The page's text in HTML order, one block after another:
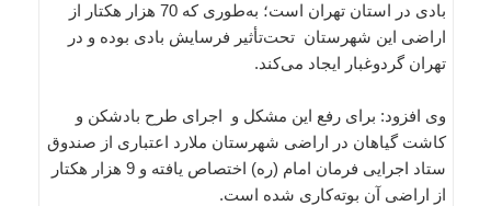
بادی در استان تهران است؛ به‌طوری که 70 هزار هکتار از
اراضی این شهرستان تحت‌تأثیر فرسایش بادی بوده و در
تهران گردوغبار ایجاد می‌کند.
وی افزود: برای رفع این مشکل و اجرای طرح بادشکن و
کاشت گیاهان در اراضی شهرستان ملارد اعتباری از صندوق
ستاد اجرایی فرمان امام (ره) اختصاص یافته و 9 هزار هکتار
از اراضی آن بوته‌کاری شده است.